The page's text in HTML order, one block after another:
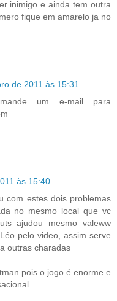
inimigo e ainda tem outra
fique em amarelo ja no
de 2011 às 15:31
um e-mail para
às 15:40
com estes dois problemas
no mesmo local que vc
ajudou mesmo valeww
pelo video, assim serve
outras charadas
pois o jogo é enorme e